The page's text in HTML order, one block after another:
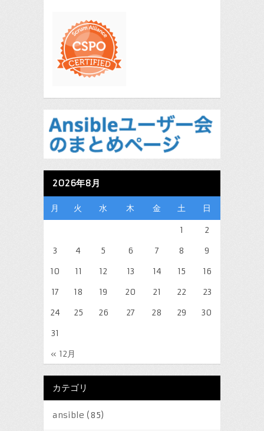
2026年8月
月 火 水 木 金 土 日
« 12月
1
2
3
4 5 6 7 8
9
10
11 12 13 14 15
16
17
18 19 20 21 22
23
24
25 26 27 28 29
30
31
カテゴリ
ansible (85)